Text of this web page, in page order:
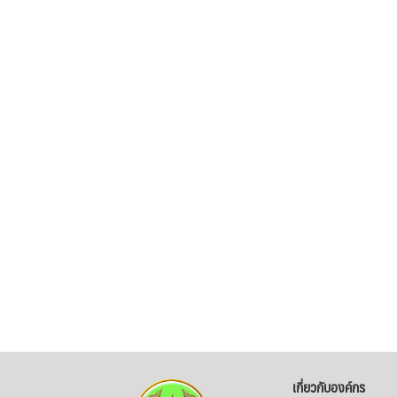
เกี่ยวกับองค์กร